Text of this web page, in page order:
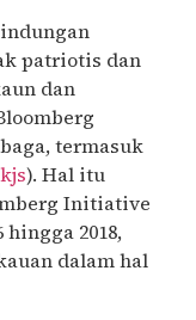
patriotis dan
dan
termasuk
). Hal itu
Initiative
2018,
dalam hal